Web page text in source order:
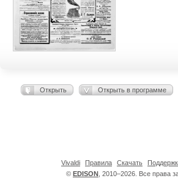
Открыть Открыть в программе
© EDISON , 2010–2026. Все права
Vivaldi Правила Скачать